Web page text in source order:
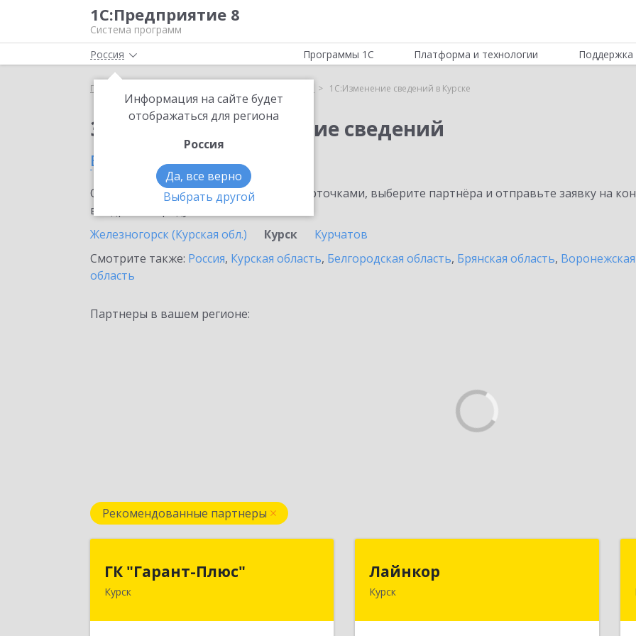
1С:Предприятие 8
Система программ
Россия
Информация на сайте будет
отображаться для региона
Россия
Да, все верно
Выбрать другой
Программы 1С Платформа и технологии Поддержка
Главная 1С:Изменение сведений в Курске
Заказать 1С:Изменение сведений
в Курске
Ознакомьтесь с информационными карточками, выберите партнёра и отправьте заявку на
внедрение продукта.
Железногорск (Курская обл.)
Курск
Курчатов
Смотрите также: Россия, Курская область, Белгородская область, Брянская область,
область
Партнеры в вашем регионе:
Рекомендованные партнеры
ГК "Гарант-Плюс"
Курск
Лайнкор
Курск
305021, Курская обл, Курск г, Победы